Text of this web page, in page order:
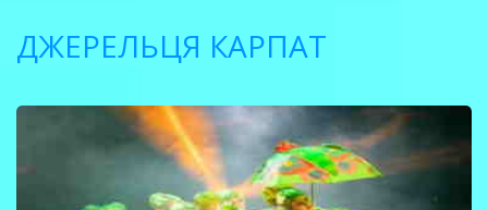
ДЖЕРЕЛЬЦЯ КАРПАТ